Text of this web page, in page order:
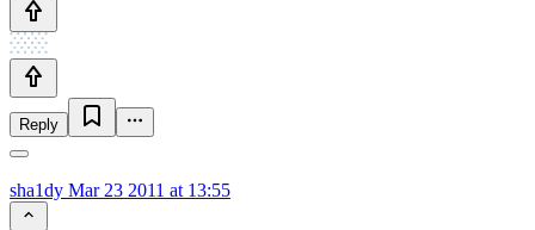
Reply
sha1dy Mar 23 2011 at 13:55